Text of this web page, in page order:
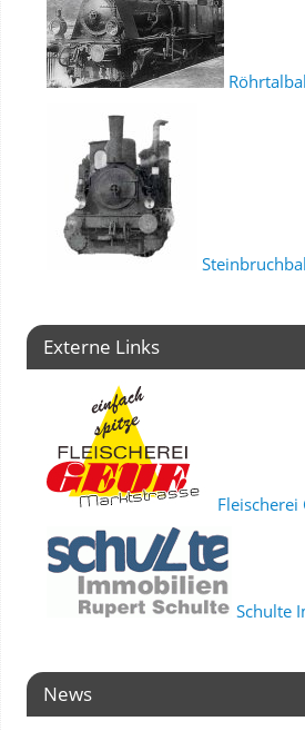
Externe Links
Fleischerei
Schulte
News